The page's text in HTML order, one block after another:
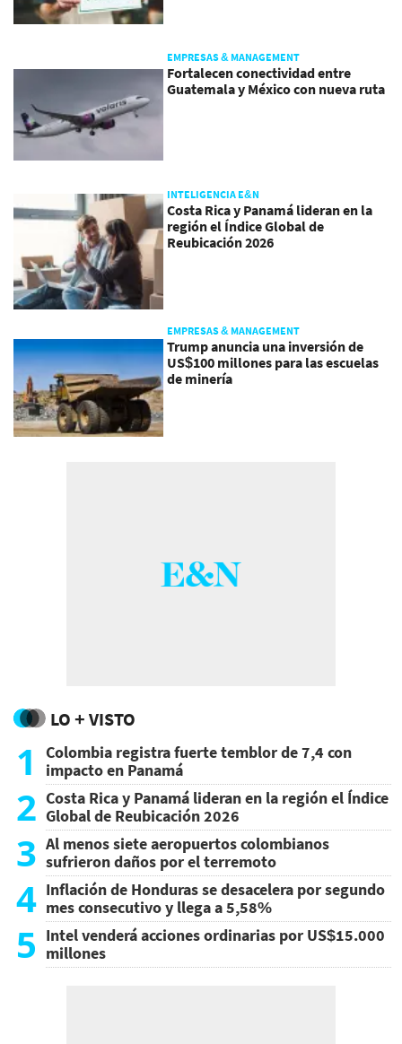
EMPRESAS & MANAGEMENT
Fortalecen conectividad entre
Guatemala y México con nueva ruta
INTELIGENCIA E&N
Costa Rica y Panamá lideran en la
región el Índice Global de
Reubicación 2026
EMPRESAS & MANAGEMENT
Trump anuncia una inversión de
US$100 millones para las escuelas
de minería
LO + VISTO
1
Colombia registra fuerte temblor de 7,4 con
impacto en Panamá
2 Costa Rica y Panamá lideran en la región el Índice
Global de Reubicación 2026
3 Al menos siete aeropuertos colombianos
sufrieron daños por el terremoto
4 Inflación de Honduras se desacelera por segundo
mes consecutivo y llega a 5,58%
5 Intel venderá acciones ordinarias por US$15.000
millones